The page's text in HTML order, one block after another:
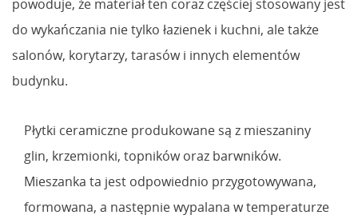
powoduje, że materiał ten coraz częściej stosowany jest
do wykańczania nie tylko łazienek i kuchni, ale także
salonów, korytarzy, tarasów i innych elementów
budynku.
Płytki ceramiczne produkowane są z mieszaniny
glin, krzemionki, topników oraz barwników.
Mieszanka ta jest odpowiednio przygotowywana,
formowana, a następnie wypalana w temperaturze